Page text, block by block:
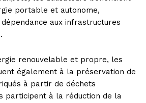
portable et autonome,
aux infrastructures
renouvelable et propre, les
également à la préservation de
à partir de déchets
participent à la réduction de la